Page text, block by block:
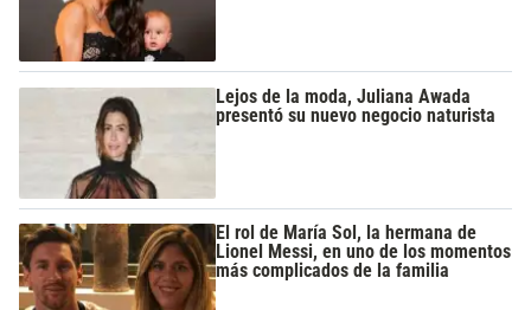
Lejos de la moda, Juliana Awada
presentó su nuevo negocio naturista
El rol de María Sol, la hermana de
Lionel Messi, en uno de los momentos
más complicados de la familia